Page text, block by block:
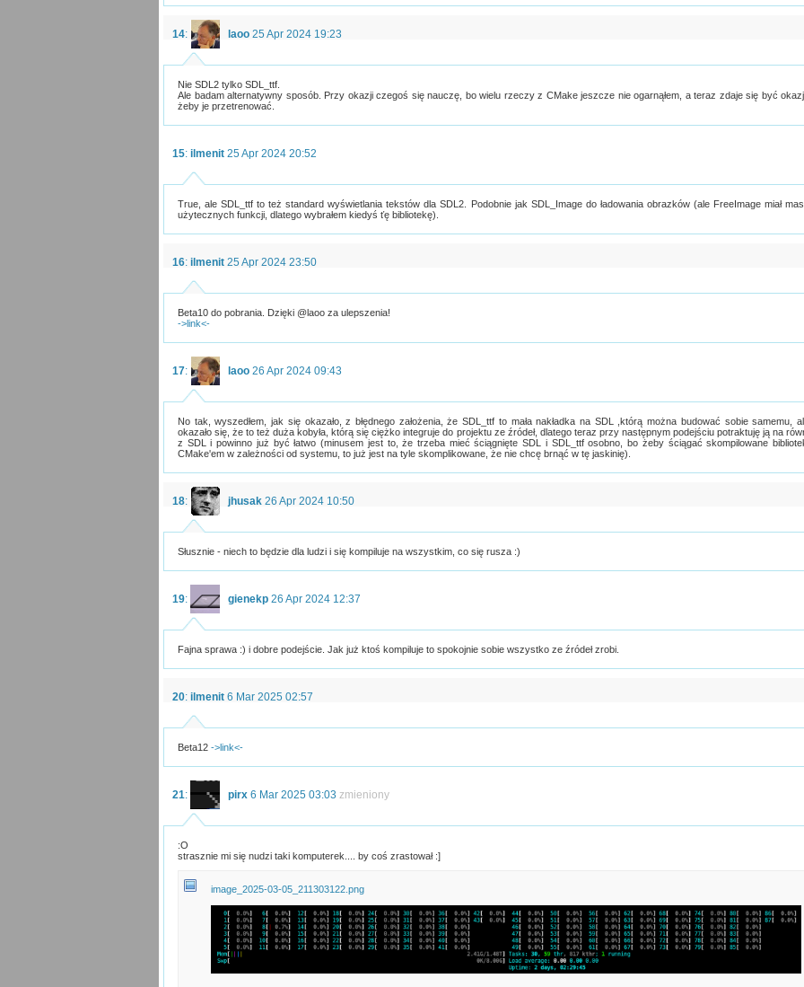
14: laoo 25 Apr 2024 19:23
Nie SDL2 tylko SDL_ttf.
Ale badam alternatywny sposób. Przy okazji czegoś się nauczę, bo wielu rzeczy z CMake jeszcze nie ogarnąłem, a teraz zdaje się być
żeby je przetrenować.
15: ilmenit 25 Apr 2024 20:52
True, ale SDL_ttf to też standard wyświetlania tekstów dla SDL2. Podobnie jak SDL_Image do ładowania obrazków (ale FreeImage miał
użytecznych funkcji, dlatego wybrałem kiedyś ťę bibliotekę).
16: ilmenit 25 Apr 2024 23:50
Beta10 do pobrania. Dzięki @laoo za ulepszenia!
->link<-
17: laoo 26 Apr 2024 09:43
No tak, wyszedłem, jak się okazało, z błędnego założenia, że SDL_ttf to mała nakładka na SDL ,którą można budować sobie samemu,
okazało się, że to też duża kobyła, którą się ciężko integruje do projektu ze źródeł, dlatego teraz przy następnym podejściu potraktuję ją na
z SDL i powinno już być łatwo (minusem jest to, że trzeba mieć ściągnięte SDL i SDL_ttf osobno, bo żeby ściągać skompilowane
CMake'em w zależności od systemu, to już jest na tyle skomplikowane, że nie chcę brnąć w tę jaskinię).
18: jhusak 26 Apr 2024 10:50
Słusznie - niech to będzie dla ludzi i się kompiluje na wszystkim, co się rusza :)
19: gienekp 26 Apr 2024 12:37
Fajna sprawa :) i dobre podejście. Jak już ktoś kompiluje to spokojnie sobie wszystko ze źródeł zrobi.
20: ilmenit 6 Mar 2025 02:57
Beta12 ->link<-
21: pirx 6 Mar 2025 03:03 zmieniony
:O
strasznie mi się nudzi taki komputerek.... by coś zrastował :]
image_2025-03-05_211303122.png